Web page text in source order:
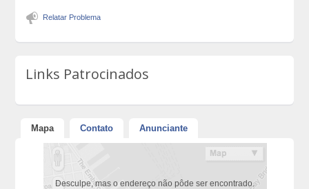
Relatar Problema
Links Patrocinados
Mapa Contato Anunciante
Desculpe, mas o endereço não pôde ser encontrado.